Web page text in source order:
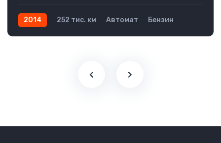
2014 252 тис. км Автомат
Бензин